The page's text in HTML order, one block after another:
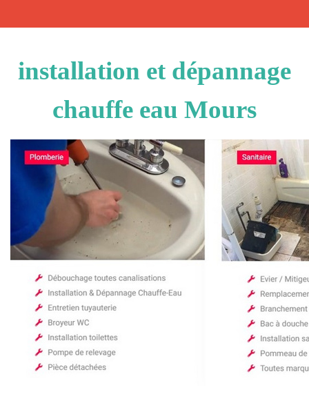
installation et dépannage
chauffe eau Mours